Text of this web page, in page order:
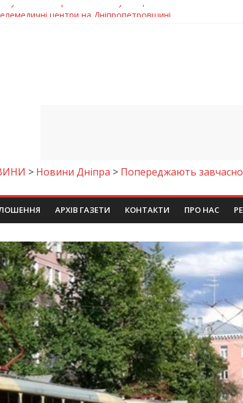
центри на Дніпропетровщині
досліджують місце розташування легендарного
шанс на власне житло
важлива правильна комунікація
> Новини Дніпра > Попереджають
АРХІВ ГАЗЕТИ КОНТАКТИ ПРО НАС